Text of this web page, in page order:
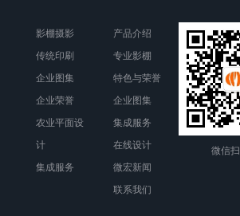
影棚摄影
传统印刷
企业图集
企业荣誉
农业平面设
计
集成服务
产品介绍
专业影棚
特色与荣誉
企业图集
集成服务
在线设计
微宏新闻
联系我们
微信